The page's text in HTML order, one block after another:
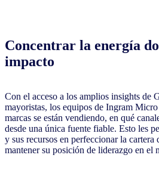
Concentrar la energía
impacto
Con el acceso a los amplios insights de
mayoristas, los equipos de Ingram
marcas se están vendiendo, en qué
desde una única fuente fiable. Esto les
y sus recursos en perfeccionar la cartera
mantener su posición de liderazgo en el